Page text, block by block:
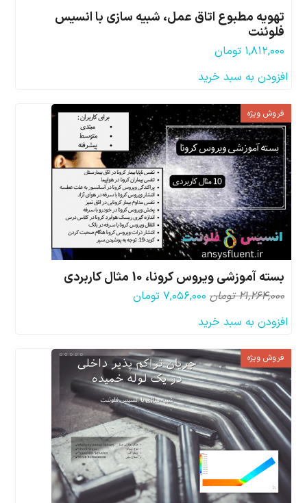
تهویه مطبوع اتاق عمل، شبیه سازی با انسیس
فلوئنت
۱,۸۱۲,۰۰۰ تومان
افزودن به سبد خرید
فروش ویژه
بسته آموزشی ویروس کرونا، 10 مثال کاربردی
۲۱,۲۶۴,۰۰۰ تومان قیمت
۷,۰۵۶,۰۰۰ تومانقیمت
افزودن به سبد خرید
فروش ویژه